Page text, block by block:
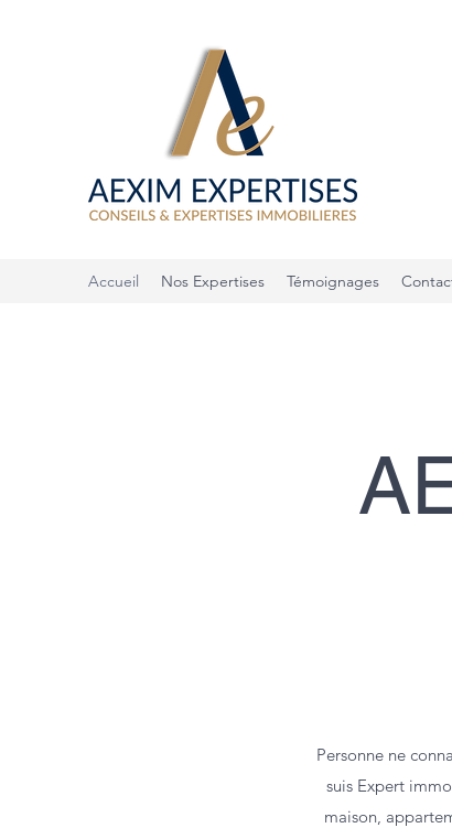
Accueil Nos Expertises Témoignages
Personne ne
suis Expert
maison,